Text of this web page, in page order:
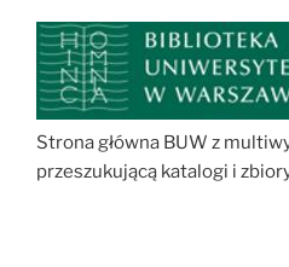
Strona główna BUW z
przeszukującą katalogi i